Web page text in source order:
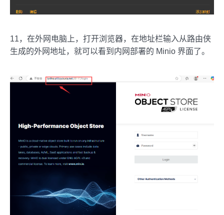
11，在外网电脑上，打开浏览器，在地址栏输入从路由侠
生成的外网地址，就可以看到内网部署的 Minio 界面了。